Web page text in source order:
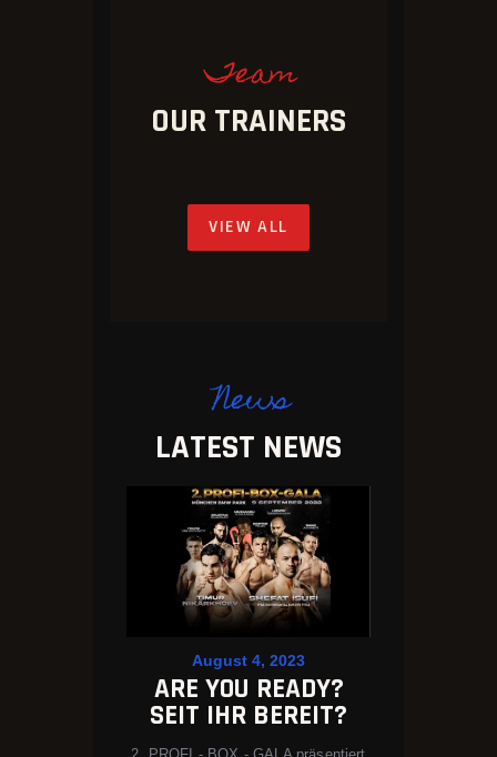
Team
OUR TRAINERS
VIEW ALL
News
LATEST NEWS
ARE YOU READY?
SEIT IHR BEREIT?
August 4, 2023